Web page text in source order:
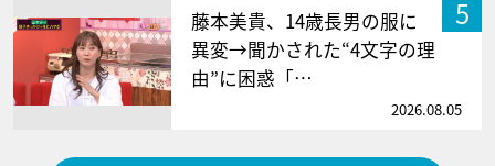
5
藤本美貴、14歳長男の服に
異変→聞かされた“4文字の理
由”に困惑「…
2026.08.05